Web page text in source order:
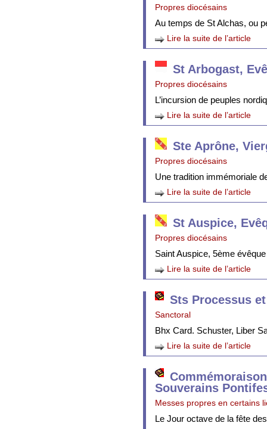
Propres diocésains
Au temps de St Alchas, ou
Lire la suite de l’article
St Arbogast,
Propres diocésains
L’incursion de peuples
Lire la suite de l’article
Ste Aprône,
Propres diocésains
Une tradition immémoriale
Lire la suite de l’article
St Auspice,
Propres diocésains
Saint Auspice, 5ème
Lire la suite de l’article
Sts Processus
Sanctoral
Bhx Card. Schuster, Liber
Lire la suite de l’article
Souverains
Messes propres en certains
Le Jour octave de la fête